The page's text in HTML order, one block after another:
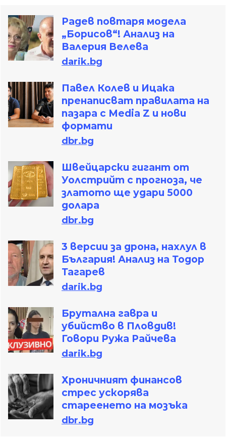
Радев повтаря модела
„Борисов“! Анализ на
Валерия Велева
darik.bg
Павел Колев и Ицака
пренаписват правилата на
пазара с Media Z и нови
формати
dbr.bg
Швейцарски гигант от
Уолстрийт с прогноза, че
златото ще удари 5000
долара
dbr.bg
3 версии за дрона, нахлул в
България! Анализ на Тодор
Тагарев
darik.bg
Брутална гавра и
убийство в Пловдив!
Говори Ружа Райчева
darik.bg
Хроничният финансов
стрес ускорява
стареенето на мозъка
dbr.bg